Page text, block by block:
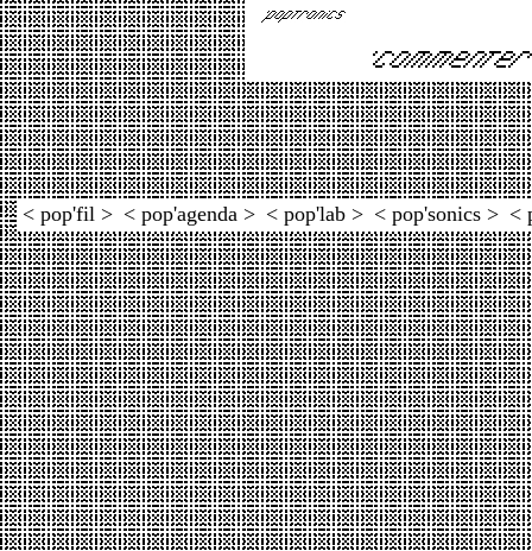
< pop'fil > < pop'agenda > < pop'lab > < pop'sonics > <